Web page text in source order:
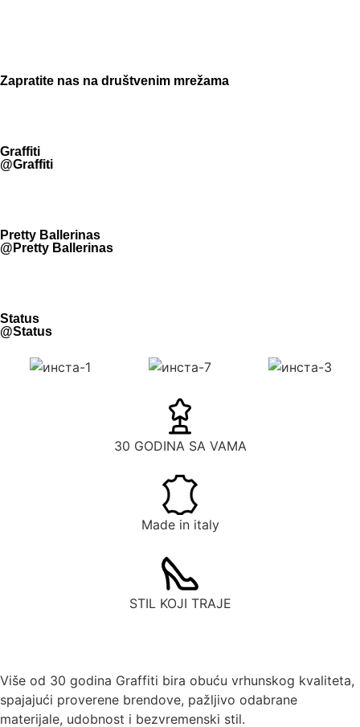
Zapratite nas na društvenim mrežama
Graffiti
@Graffiti
Pretty Ballerinas
@Pretty Ballerinas
Status
@Status
30 GODINA SA VAMA
Made in italy
STIL KOJI TRAJE
Više od 30 godina Graffiti bira obuću vrhunskog kvaliteta,
spajajući proverene brendove, pažljivo odabrane
materijale, udobnost i bezvremenski stil.